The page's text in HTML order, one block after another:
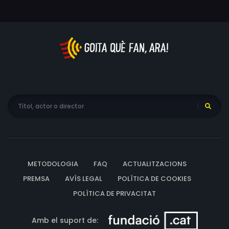
METODOLOGIA FAQ
ACTUALITZACIONS
PREMSA
AVÍS LEGAL
POLÍTICA DE COOKIES
POLÍTICA DE PRIVACITAT
Amb el suport de: